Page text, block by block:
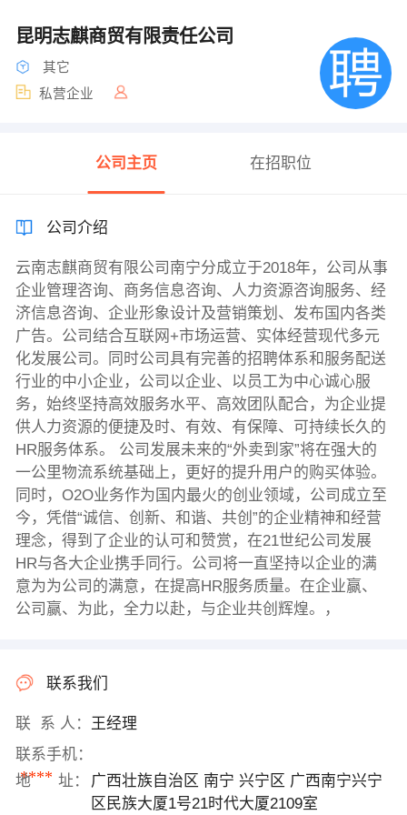
昆明志麒商贸有限责任公司
其它
私营企业
公司主页 在招职位
公司介绍
云南志麒商贸有限公司南宁分成立于2018年，公司从事
企业管理咨询、商务信息咨询、人力资源咨询服务、经
济信息咨询、企业形象设计及营销策划、发布国内各类
广告。公司结合互联网+市场运营、实体经营现代多元
化发展公司。同时公司具有完善的招聘体系和服务配送
行业的中小企业，公司以企业、以员工为中心诚心服
务，始终坚持高效服务水平、高效团队配合，为企业提
供人力资源的便捷及时、有效、有保障、可持续长久的
HR服务体系。 公司发展未来的“外卖到家”将在强大的
一公里物流系统基础上，更好的提升用户的购买体验。
同时，O2O业务作为国内最火的创业领域，公司成立至
今，凭借“诚信、创新、和谐、共创”的企业精神和经营
理念，得到了企业的认可和赞赏，在21世纪公司发展
HR与各大企业携手同行。公司将一直坚持以企业的满
意为为公司的满意，在提高HR服务质量。在企业赢、
公司赢、为此，全力以赴，与企业共创辉煌。，
联系我们
联 系 人： 王经理
联系手机：
****
地 址：
广西壮族自治区 南宁 兴宁区 广西南宁兴宁
区民族大厦1号21时代大厦2109室